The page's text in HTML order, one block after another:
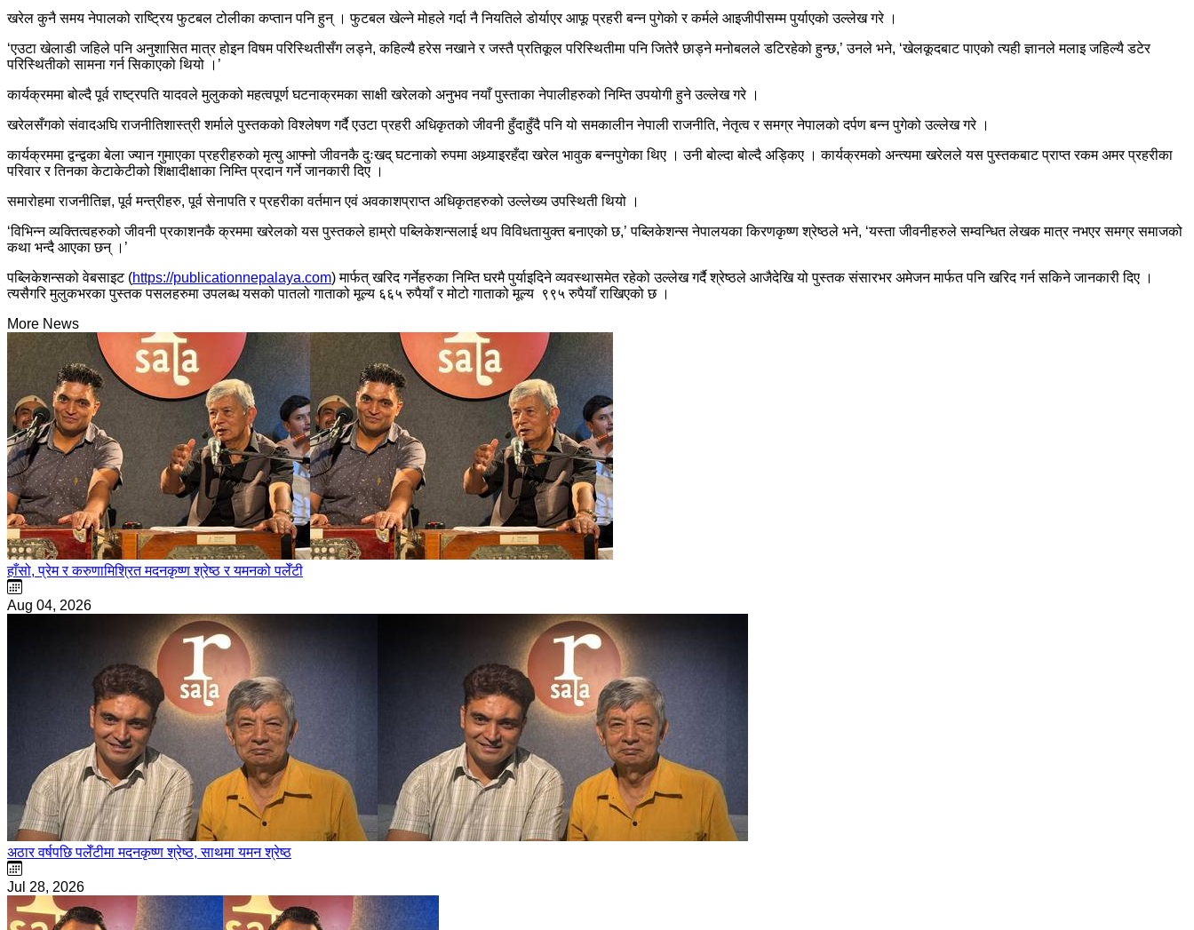
खरेल कुनै समय नेपालको राष्ट्रिय फुटबल टोलीका कप्तान पनि हुन् । फुटबल खेल्ने मोहले गर्दा नै नियतिले डोर्याएर आफू प्रहरी बन्न पुगेको र कर्मले आइजीपीसम्म पुर्याएको उल्लेख गरे ।
‘एउटा खेलाडी जहिले पनि अनुशासित मात्र होइन विषम परिस्थितीसँग लड्ने, कहिल्यै हरेस नखाने र जस्तै प्रतिकूल परिस्थितीमा पनि जितेरै छाड्ने मनोबलले डटिरहेको हुन्छ,’ उनले भने, ‘खेलकूदबाट पाएको त्यही ज्ञानले मलाइ जहिल्यै डटेर
परिस्थितीको सामना गर्न सिकाएको थियो ।’
कार्यक्रममा बोल्दै पूर्व राष्ट्रपति यादवले मुलुकको महत्वपूर्ण घटनाक्रमका साक्षी खरेलको अनुभव नयाँ पुस्ताका नेपालीहरुको निम्ति उपयोगी हुने उल्लेख गरे ।
खरेलसँगको संवादअघि राजनीतिशास्त्री शर्माले पुस्तकको विश्लेषण गर्दै एउटा प्रहरी अधिकृतको जीवनी हुँदाहुँदै पनि यो समकालीन नेपाली राजनीति, नेतृत्व र समग्र नेपालको दर्पण बन्न पुगेको उल्लेख गरे ।
कार्यक्रममा द्वन्द्वका बेला ज्यान गुमाएका प्रहरीहरुको मृत्यु आफ्नो जीवनकै दुःखद् घटनाको रुपमा अथ्र्याइरहँदा खरेल भावुक बन्नपुगेका थिए । उनी बोल्दा बोल्दै अड्किए । कार्यक्रमको अन्त्यमा खरेलले यस पुस्तकबाट प्राप्त रकम अमर प्रहरीका
परिवार र तिनका केटाकेटीको शिक्षादीक्षाका निम्ति प्रदान गर्ने जानकारी दिए ।
समारोहमा राजनीतिज्ञ, पूर्व मन्त्रीहरु, पूर्व सेनापति र प्रहरीका वर्तमान एवं अवकाशप्राप्त अधिकृतहरुको उल्लेख्य उपस्थिती थियो ।
‘विभिन्न व्यक्तित्वहरुको जीवनी प्रकाशनकै क्रममा खरेलको यस पुस्तकले हाम्रो पब्लिकेशन्सलाई थप विविधतायुक्त बनाएको छ,’ पब्लिकेशन्स नेपालयका किरणकृष्ण श्रेष्ठले भने, ‘यस्ता जीवनीहरुले सम्वन्धित लेखक मात्र नभएर समग्र समाजको
कथा भन्दै आएका छन् ।’
पब्लिकेशन्सको वेबसाइट (https://publicationnepalaya.com) मार्फत् खरिद गर्नेहरुका निम्ति घरमै पुर्याइदिने व्यवस्थासमेत रहेको उल्लेख गर्दै श्रेष्ठले आजैदेखि यो पुस्तक संसारभर अमेजन मार्फत पनि खरिद गर्न सकिने जानकारी दिए ।
त्यसैगरि मुलुकभरका पुस्तक पसलहरुमा उपलब्ध यसको पातलो गाताको मूल्य ६६५ रुपैयाँ र मोटो गाताको मूल्य ९९५ रुपैयाँ राखिएको छ ।
More News
हाँसो, प्रेम र करुणामिश्रित मदनकृष्ण श्रेष्ठ र यमनको पलेँटी
Aug 04, 2026
अठार वर्षपछि पलेँटीमा मदनकृष्ण श्रेष्ठ, साथमा यमन श्रेष्ठ
Jul 28, 2026